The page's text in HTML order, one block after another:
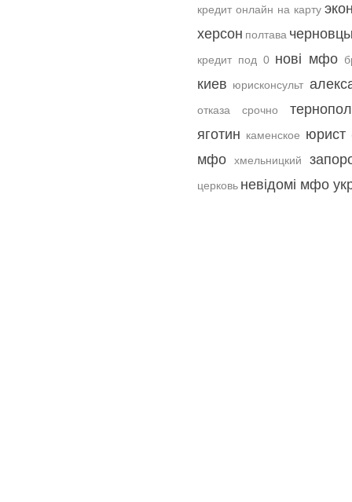
кредит онлайн на карту
херсон полтава
кредит под 0 нові мфо
киев юрисконсульт
отказа срочно
яготин каменское юрист
мфо хмельницкий
церковь невідомі мфо